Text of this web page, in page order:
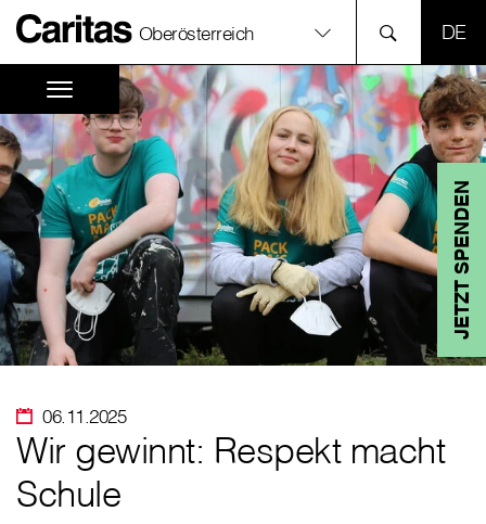
Oberösterreich
JETZT SPENDEN
06.11.2025
Wir gewinnt: Respekt macht
Schule